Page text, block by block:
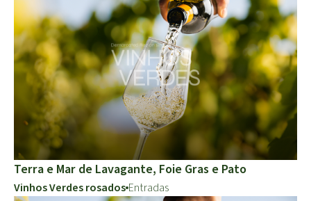
Terra e Mar de Lavagante, Foie Gras e Pato
Vinhos Verdes rosados Entradas